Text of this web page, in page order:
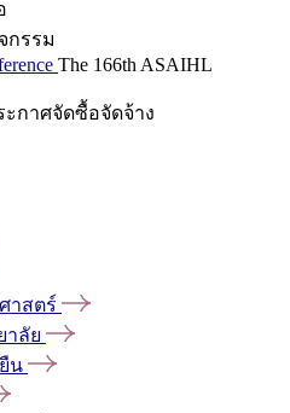
กรรม
The 166th ASAIHL
ะกาศจัดซื้อจัดจ้าง
าสตร์
ลัย
น